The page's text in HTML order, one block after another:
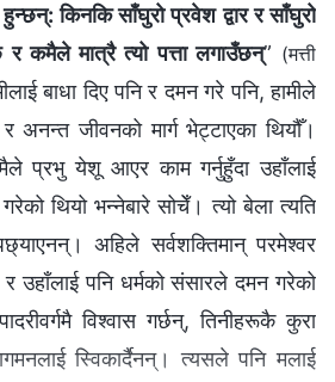
किनकि साँघुरो प्रवेश द्वार र साँघुरो
र कमैले मात्रै त्यो पत्ता लगाउँछन्” (मत्ती
बाधा दिए पनि र दमन गरे पनि, हामीले
अनन्त जीवनको मार्ग भेट्टाएका थियौँ।
प्रभु येशू आएर काम गर्नुहुँदा उहाँलाई
थियो भन्‍नेबारे सोचेँ। त्यो बेला त्यति
अहिले सर्वशक्तिमान्‌ परमेश्‍वर
उहाँलाई पनि धर्मको संसारले दमन गरेको
विश्‍वास गर्छन्, तिनीहरूकै कुरा
स्विकार्दैनन्। त्यसले पनि मलाई